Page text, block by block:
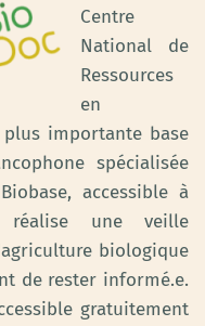
Centre
National de
Ressources
en
importante base
spécialisée
accessible à
une veille
biologique
de rester informé.e.
gratuitement